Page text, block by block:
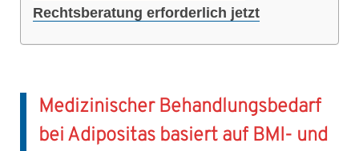
Rechtsberatung erforderlich jetzt
Medizinischer Behandlungsbedarf
bei Adipositas basiert auf BMI- und